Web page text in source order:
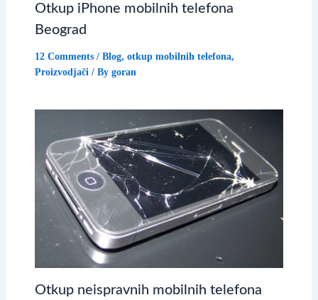
Otkup iPhone mobilnih telefona
Beograd
12 Comments / Blog, otkup mobilnih telefona,
Proizvodjači / By goran
Otkup neispravnih mobilnih telefona